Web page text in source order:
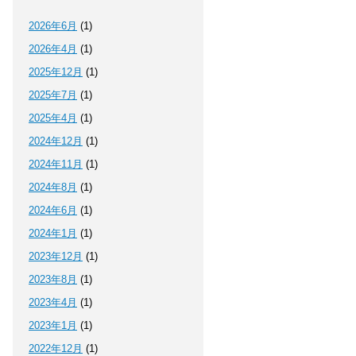
2026年6月 (1)
2026年4月 (1)
2025年12月 (1)
2025年7月 (1)
2025年4月 (1)
2024年12月 (1)
2024年11月 (1)
2024年8月 (1)
2024年6月 (1)
2024年1月 (1)
2023年12月 (1)
2023年8月 (1)
2023年4月 (1)
2023年1月 (1)
2022年12月 (1)